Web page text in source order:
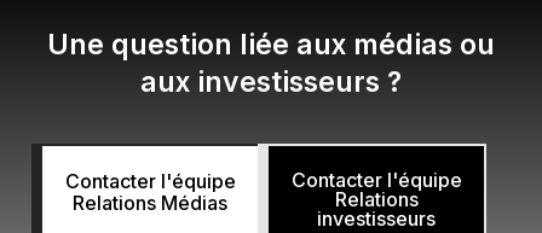
Une question liée aux médias ou
aux investisseurs ?
Contacter l'équipe
Relations Médias
Contacter l'équipe
Relations
investisseurs